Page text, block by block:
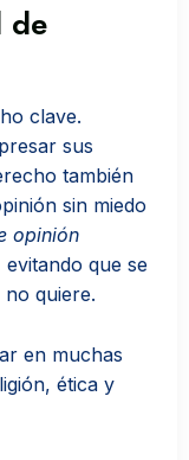
de
clave.
sus
también
sin miedo
opinión
que se
quiere.
en muchas
ética y